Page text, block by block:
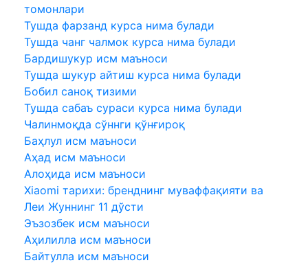
томонлари
Тушда фарзанд курса нима булади
Тушда чанг чалмок курса нима булади
Бардишукур исм маъноси
Тушда шукур айтиш курса нима булади
Бобил саноқ тизими
Тушда сабаъ сураси курса нима булади
Чалинмоқда сўннги қўнғироқ
Баҳлул исм маъноси
Аҳад исм маъноси
Алоҳида исм маъноси
Xiaomi тарихи: бренднинг муваффақияти ва
Леи Жуннинг 11 дўсти
Эъзозбек исм маъноси
Аҳилилла исм маъноси
Байтулла исм маъноси